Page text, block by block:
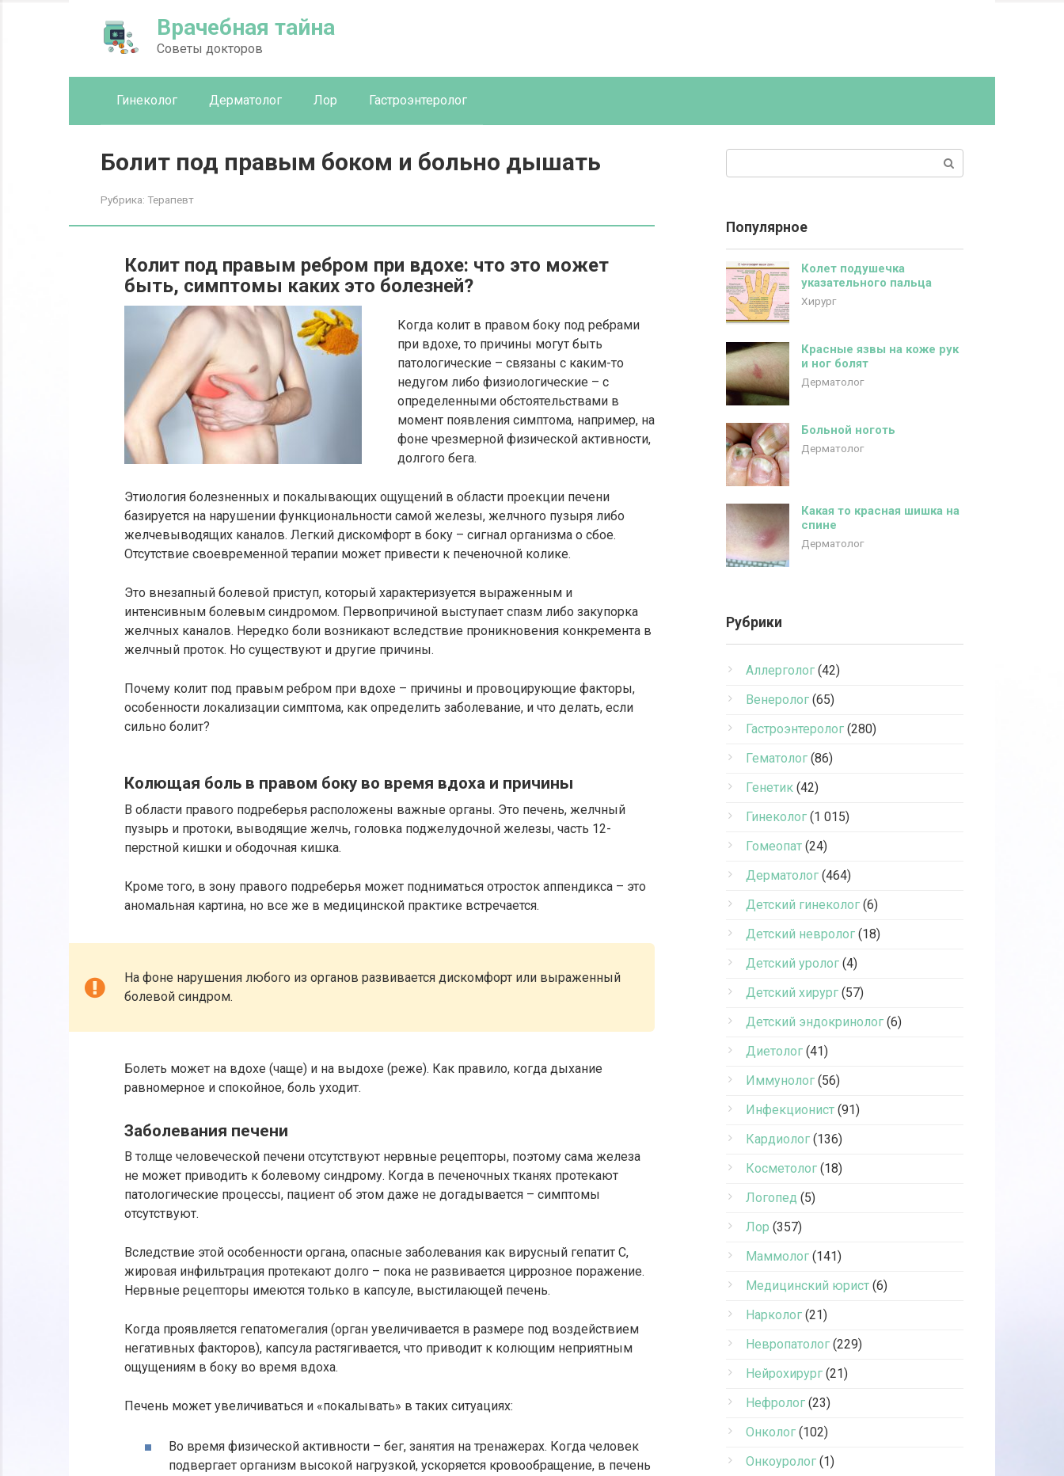
Врачебная тайна
Советы докторов
Гинеколог Дерматолог Лор Гастроэнтеролог
Болит под правым боком и больно дышать
Рубрика: Терапевт
Колит под правым ребром при вдохе: что это может
быть, симптомы каких это болезней?
Когда колит в правом боку под ребрами
при вдохе, то причины могут быть
патологические – связаны с каким-то
недугом либо физиологические – с
определенными обстоятельствами в
момент появления симптома, например, на
фоне чрезмерной физической активности,
долгого бега.
Этиология болезненных и покалывающих ощущений в области проекции печени
базируется на нарушении функциональности самой железы, желчного пузыря либо
желчевыводящих каналов. Легкий дискомфорт в боку – сигнал организма о сбое.
Отсутствие своевременной терапии может привести к печеночной колике.
Это внезапный болевой приступ, который характеризуется выраженным и
интенсивным болевым синдромом. Первопричиной выступает спазм либо закупорка
желчных каналов. Нередко боли возникают вследствие проникновения конкремента в
желчный проток. Но существуют и другие причины.
Почему колит под правым ребром при вдохе – причины и провоцирующие факторы,
особенности локализации симптома, как определить заболевание, и что делать, если
сильно болит?
Колющая боль в правом боку во время вдоха и причины
В области правого подреберья расположены важные органы. Это печень, желчный
пузырь и протоки, выводящие желчь, головка поджелудочной железы, часть 12-
перстной кишки и ободочная кишка.
Кроме того, в зону правого подреберья может подниматься отросток аппендикса – это
аномальная картина, но все же в медицинской практике встречается.
На фоне нарушения любого из органов развивается дискомфорт или выраженный
болевой синдром.
Болеть может на вдохе (чаще) и на выдохе (реже). Как правило, когда дыхание
равномерное и спокойное, боль уходит.
Заболевания печени
В толще человеческой печени отсутствуют нервные рецепторы, поэтому сама железа
не может приводить к болевому синдрому. Когда в печеночных тканях протекают
патологические процессы, пациент об этом даже не догадывается – симптомы
отсутствуют.
Вследствие этой особенности органа, опасные заболевания как вирусный гепатит C,
жировая инфильтрация протекают долго – пока не развивается циррозное поражение.
Нервные рецепторы имеются только в капсуле, выстилающей печень.
Когда проявляется гепатомегалия (орган увеличивается в размере под воздействием
негативных факторов), капсула растягивается, что приводит к колющим неприятным
ощущениям в боку во время вдоха.
Печень может увеличиваться и «покалывать» в таких ситуациях:
Во время физической активности – бег, занятия на тренажерах. Когда человек
подвергает организм высокой нагрузкой, ускоряется кровообращение, в печень
Популярное
Колет подушечка
указательного пальца
Хирург
Красные язвы на коже рук
и ног болят
Дерматолог
Больной ноготь
Дерматолог
Какая то красная шишка на
спине
Дерматолог
Рубрики
Аллерголог (42)
Венеролог (65)
Гастроэнтеролог (280)
Гематолог (86)
Генетик (42)
Гинеколог (1 015)
Гомеопат (24)
Дерматолог (464)
Детский гинеколог (6)
Детский невролог (18)
Детский уролог (4)
Детский хирург (57)
Детский эндокринолог (6)
Диетолог (41)
Иммунолог (56)
Инфекционист (91)
Кардиолог (136)
Косметолог (18)
Логопед (5)
Лор (357)
Маммолог (141)
Медицинский юрист (6)
Нарколог (21)
Невропатолог (229)
Нейрохирург (21)
Нефролог (23)
Онколог (102)
Онкоуролог (1)